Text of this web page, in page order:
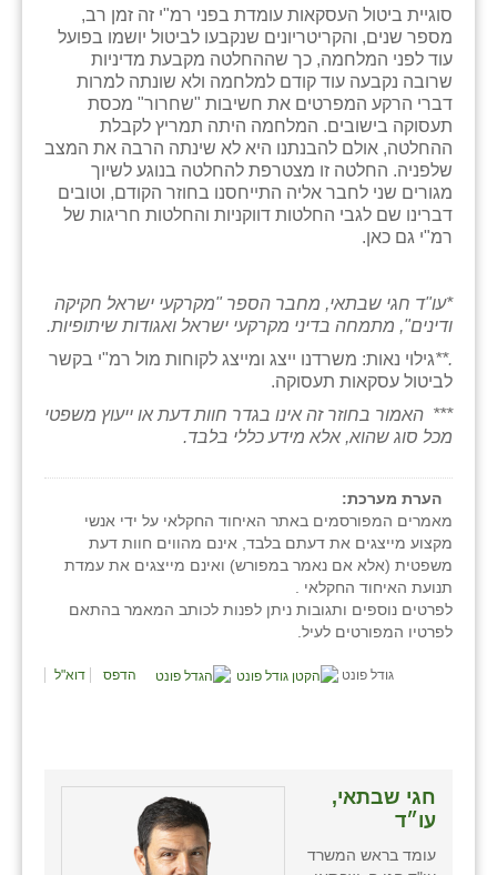
סוגיית ביטול העסקאות עומדת בפני רמ"י זה זמן רב,
מספר שנים, והקריטריונים שנקבעו לביטול יושמו בפועל
עוד לפני המלחמה, כך שההחלטה מקבעת מדיניות
שרובה נקבעה עוד קודם למלחמה ולא שונתה למרות
דברי הרקע המפרטים את חשיבות "שחרור" מכסת
תעסוקה בישובים. המלחמה היתה תמריץ לקבלת
ההחלטה, אולם להבנתנו היא לא שינתה הרבה את המצב
שלפניה. החלטה זו מצטרפת להחלטה בנוגע לשיוך
מגורים שני לחבר אליה התייחסנו בחוזר הקודם, וטובים
דברינו שם לגבי החלטות דווקניות והחלטות חריגות של
רמ"י גם כאן.
*עו"ד חגי שבתאי, מחבר הספר "מקרקעי ישראל חקיקה
ודינים", מתמחה בדיני מקרקעי ישראל ואגודות שיתופיות.
.**גילוי נאות: משרדנו ייצג ומייצג לקוחות מול רמ"י בקשר
לביטול עסקאות תעסוקה.
*** האמור בחוזר זה אינו בגדר חוות דעת או ייעוץ משפטי
מכל סוג שהוא, אלא מידע כללי בלבד.
הערת מערכת:
מאמרים המפורסמים באתר האיחוד החקלאי על ידי אנשי
מקצוע מייצגים את דעתם בלבד, אינם מהווים חוות דעת
משפטית (אלא אם נאמר במפורש) ואינם מייצגים את עמדת
תנועת האיחוד החקלאי .
לפרטים נוספים ותגובות ניתן לפנות לכותב המאמר בהתאם
לפרטיו המפורטים לעיל.
גודל פונט הדפס דוא"ל
חגי שבתאי,
עו״ד
עומד בראש המשרד
תלמי יוסף
בוסתן הגליל